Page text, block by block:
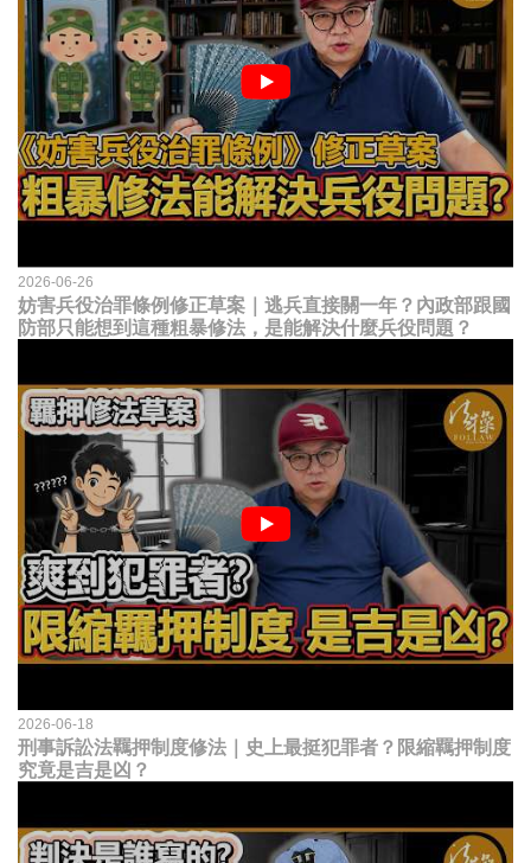
2026-06-26
妨害兵役治罪條例修正草案｜逃兵直接關一年？內政部跟國
防部只能想到這種粗暴修法，是能解決什麼兵役問題？
2026-06-18
刑事訴訟法羈押制度修法｜史上最挺犯罪者？限縮羈押制度
究竟是吉是凶？